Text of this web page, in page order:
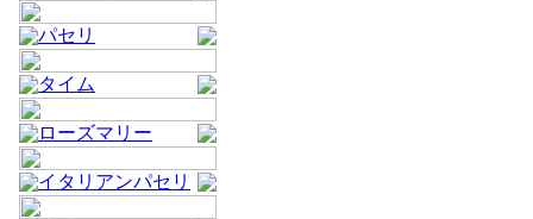
パセリ
タイム
ローズマリー
イタリアンパセリ